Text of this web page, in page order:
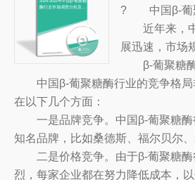
了解或者想投资胰激肽原酶肠溶片
或缺的重要工具。
酶行业市场调查分析及产
? 中国β-葡
近年来，中
展迅速，市场
总体发展良好
数据，截至
同比增长
规模为114亿
展，β-葡聚糖
进一步扩大，
β-葡聚糖酶
中国β-葡聚糖酶行业的竞争格局
在以下几个方面：
一是品牌竞争。中国β-葡聚糖酶
知名品牌，比如桑德斯、福尔贝尔
这些品牌都在努力提升产品质量，
费者带来更高的满意度。
二是价格竞争。由于β-葡聚糖酶
烈，每家企业都在努力降低成本，